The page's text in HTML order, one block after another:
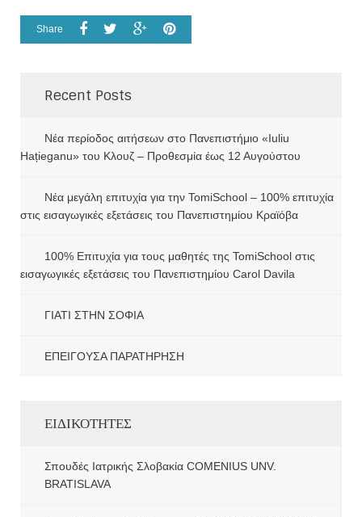
Share
Recent Posts
Νέα περίοδος αιτήσεων στο Πανεπιστήμιο «Iuliu
Hațieganu» του Κλουζ – Προθεσμία έως 12 Αυγούστου
Νέα μεγάλη επιτυχία για την TomiSchool – 100% επιτυχία
στις εισαγωγικές εξετάσεις του Πανεπιστημίου Κραϊόβα
100% Επιτυχία για τους μαθητές της TomiSchool στις
εισαγωγικές εξετάσεις του Πανεπιστημίου Carol Davila
ΓΙΑΤΙ ΣΤΗΝ ΣΟΦΙΑ
ΕΠΕΙΓΟΥΣΑ ΠΑΡΑΤΗΡΗΣΗ
ΕΙΔΙΚΟΤΗΤΕΣ
Σπουδές Ιατρικής Σλοβακία COMENIUS UNV.
BRATISLAVA